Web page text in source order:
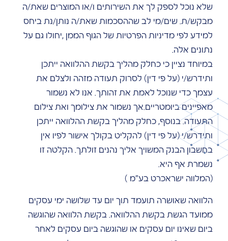
שלא נוכל לספק לך את השירותים ו/או המוצרים שאת/ה
מבקש/ת. שים/מי לב שההסכמות שאת/ה נותן/נת ביחס
למידע לפי מדיניות הפרטיות של הגוף הממן ,יחולו גם על
נתונים אלה.
במיוחד נציין כי כחלק מהליך בקשת ההלוואה ייתכן
ותידרש/י (על פי דין) לסרוק תעודה מזהה ולצלם את
עצמך כדי שנוכל לאמת את זהותך. אנו לא נשמור
מאפיינים ביומטריים.אך נשמור את צילומך ואת צילום
התעודה. בנוסף, כחלק מהליך בקשת ההלוואה ייתכן
ותידרש/י (על פי דין) להקליט בקולך אישור לפיו אין
בחשבון הבנק המשויך אליך נהנים זולתך. הקלטה זו
נשמרת אף היא.
(המלווה ישראכרט בע"מ )
הלוואה שאושרה תועמד תוך יום עד שלושה ימי עסקים
ממועד הגשת בקשת ההלוואה. בקשת הלוואה שהוגשה
ביום שאינו יום עסקים או שהוגשה ביום עסקים לאחר